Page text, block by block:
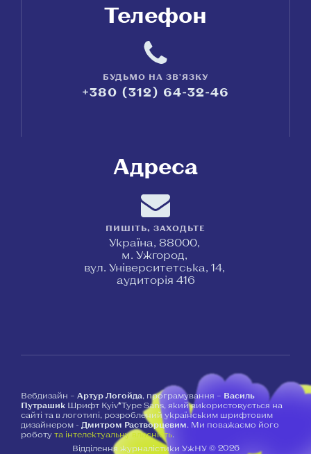
Телефон
БУДЬМО НА ЗВ'ЯЗКУ
+380 (312) 64-32-46
Адреса
ПИШІТЬ, ЗАХОДЬТЕ
Україна, 88000,
м. Ужгород,
вул. Університетська, 14,
аудиторія 416
Вебдизайн – Артур Логойда, програмування – Василь
Путрашик Шрифт Kyiv*Type Sans, який використовується на
сайті та в логотипі, розроблений українським шрифтовим
дизайнером - Дмитром Растворцевим. Ми поважаємо його
роботу та інтелектуальну власність.
Відділення журналістики УжНУ © 2026